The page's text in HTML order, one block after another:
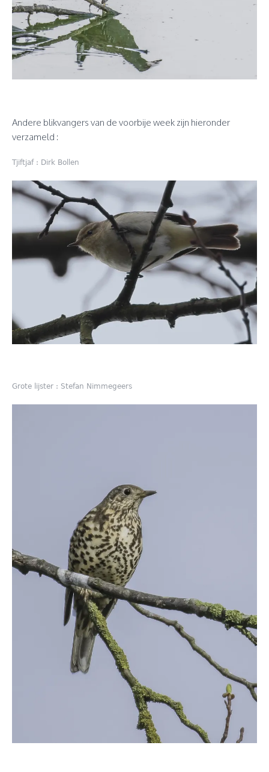
Andere blikvangers van de voorbije week zijn hieronder
verzameld :
Tjiftjaf : Dirk Bollen
Grote lijster : Stefan Nimmegeers